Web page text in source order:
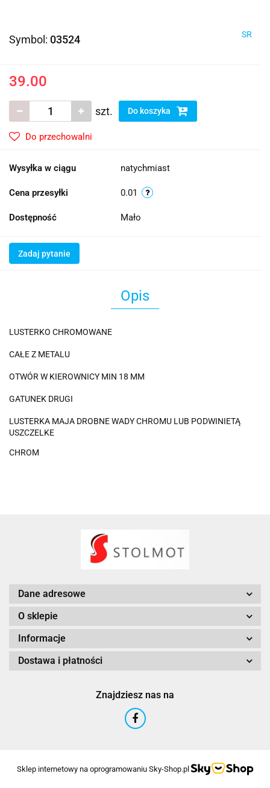
Symbol: 03524 SR
39.00
szt. Do koszyka
Do przechowalni
Wysyłka w ciągu natychmiast
Cena przesyłki 0.01
Dostępność Mało
Zadaj pytanie
Opis
LUSTERKO CHROMOWANE
CAŁE Z METALU
OTWÓR W KIEROWNICY MIN 18 MM
GATUNEK DRUGI
LUSTERKA MAJA DROBNE WADY CHROMU LUB PODWINIETĄ
USZCZELKE
CHROM
Dane adresowe
O sklepie
Informacje
Dostawa i płatności
Znajdziesz nas na
Sklep internetowy na oprogramowaniu Sky-Shop.pl